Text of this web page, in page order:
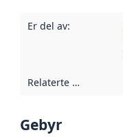
Er del av:
Relaterte ressurser
Gebyr